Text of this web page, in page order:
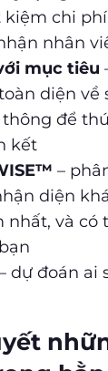
kiệm chi
nhân
mục tiêu
diện về
để
kết
–
diện
nhất, và có
dự đoán ai